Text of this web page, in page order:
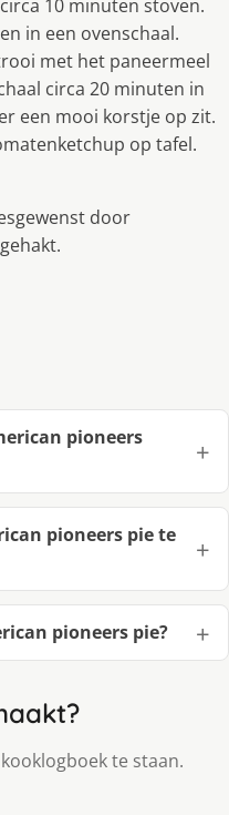
10 minuten stoven.
in een ovenschaal.
met het paneermeel
circa 20 minuten in
een mooi korstje op zit.
op tafel.
door
pioneers
pioneers pie te
pioneers pie?
te staan.